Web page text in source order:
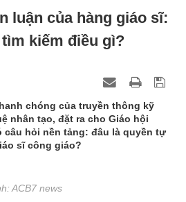
luận của hàng giáo sĩ:
kiếm điều gì?
chóng của truyền thông kỹ
nhân tạo, đặt ra cho Giáo hội
câu hỏi nền tảng: đâu là quyền tự
sĩ công giáo?
ACB7 news